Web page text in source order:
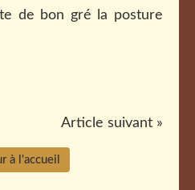
de bon gré la posture
Article suivant »
à l'accueil